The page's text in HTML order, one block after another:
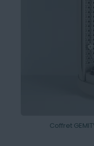
Coffret